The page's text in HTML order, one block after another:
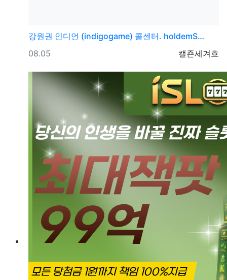
강원권 인디언 (indigogame) 콜센터. holdemS…
등록자
캘죤세겨흐
등록일
08.05